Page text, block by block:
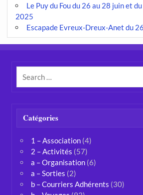
Le Puy du Fou du 26 au 28 juin et
2025
Escapade Evreux-Dreux-Anet du
Catégories
1 – Association(4)
2 – Activités (57)
a – Organisation(6)
a – Sorties (2)
b – Courriers Adhérents (30)